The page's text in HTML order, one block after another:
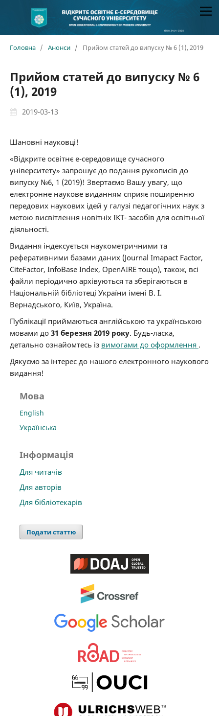
Головна / Анонси / Прийом статей до випуску № 6 (1), 2019
Прийом статей до випуску № 6
(1), 2019
2019-03-13
Шановні науковці!
«Відкрите освітнє е-середовище сучасного
університету» запрошує до подання рукописів до
випуску №6, 1 (2019)! Звертаємо Вашу увагу, що
електронне наукове виданням сприяє поширенню
передових наукових ідей у галузі педагогічних наук з
метою висвітлення новітніх ІКТ- засобів для освітньої
діяльності.
Видання індексується наукометричними та
реферативними базами даних (Journal Imapact Factor,
CiteFactor, InfoBase Index, OpenAIRE тощо), також, всі
файли періодично архівуються та зберігаються в
Національній бібліотеці України імені В. І.
Вернадського, Київ, Україна.
Публікації приймаються англійською та українською
мовами до 31 березня 2019 року. Будь-ласка,
детально ознайомтесь із вимогами до оформлення .
Дякуємо за інтерес до нашого електронного наукового
видання!
Мова
English
Українська
Інформація
Для читачів
Для авторів
Для бібліотекарів
Подати статтю